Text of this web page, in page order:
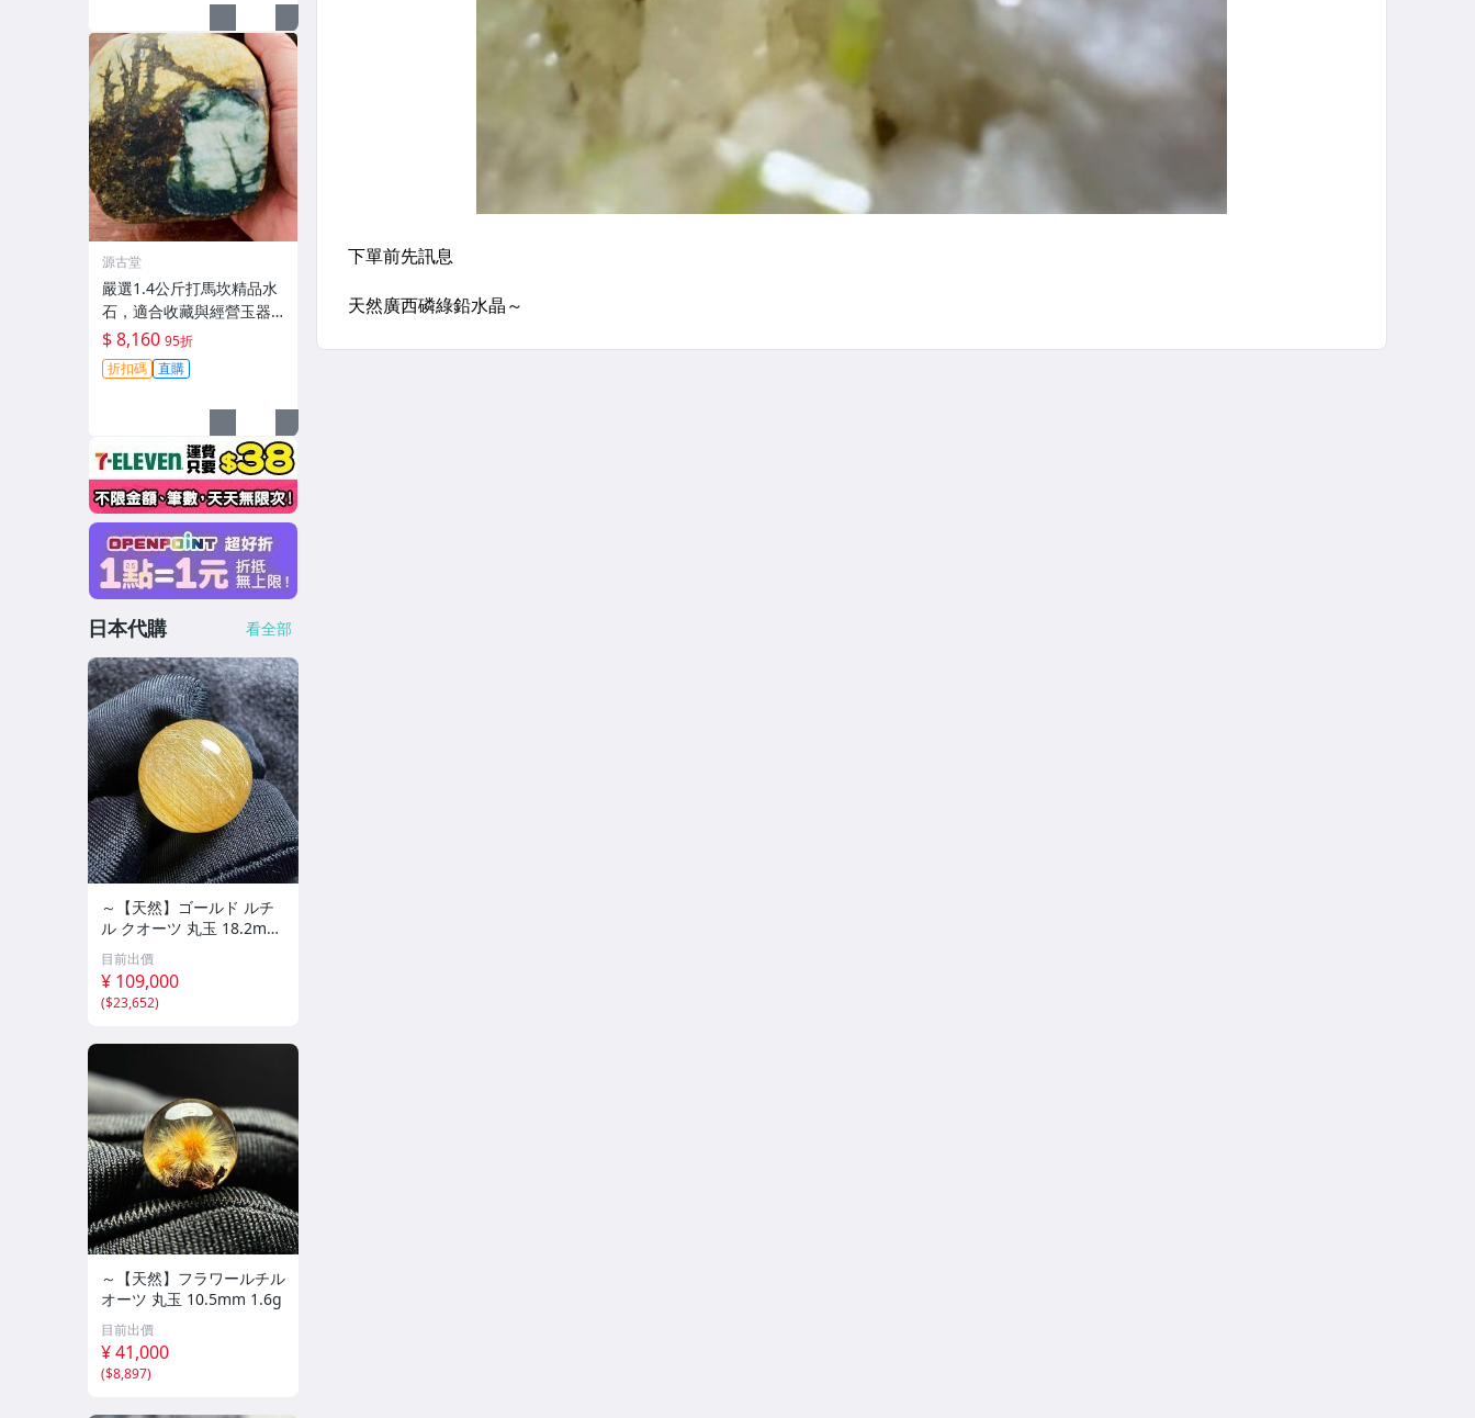
源古堂
嚴選1.4公斤打馬坎精品水
石，適合收藏與經營玉器
生意 #翡翠 #天然翡翠 #A
貨翡翠玉石
$ 8,160 95折
折扣碼 直購
日本代購 看全部
～【天然】ゴールド ルチ
ル クオーツ 丸玉 18.2mm
8.5g
目前出價
¥ 109,000
($23,652)
～【天然】フラワールチル
オーツ 丸玉 10.5mm 1.6g
目前出價
¥ 41,000
($8,897)